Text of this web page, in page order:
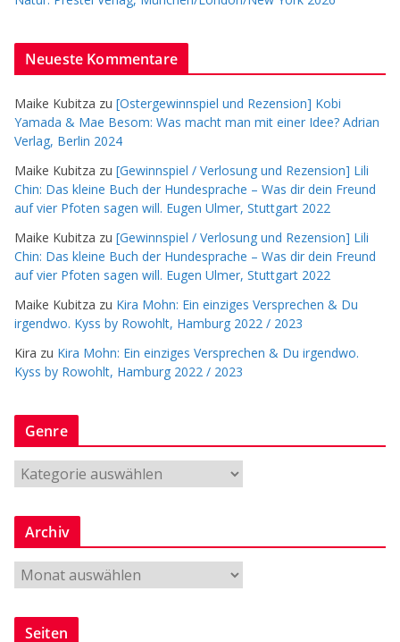
Neueste Kommentare
Maike Kubitza zu [Ostergewinnspiel und Rezension] Kobi
Yamada & Mae Besom: Was macht man mit einer Idee? Adrian
Verlag, Berlin 2024
Maike Kubitza zu [Gewinnspiel / Verlosung und Rezension] Lili
Chin: Das kleine Buch der Hundesprache – Was dir dein Freund
auf vier Pfoten sagen will. Eugen Ulmer, Stuttgart 2022
Maike Kubitza zu [Gewinnspiel / Verlosung und Rezension] Lili
Chin: Das kleine Buch der Hundesprache – Was dir dein Freund
auf vier Pfoten sagen will. Eugen Ulmer, Stuttgart 2022
Maike Kubitza zu Kira Mohn: Ein einziges Versprechen & Du
irgendwo. Kyss by Rowohlt, Hamburg 2022 / 2023
Kira zu Kira Mohn: Ein einziges Versprechen & Du irgendwo.
Kyss by Rowohlt, Hamburg 2022 / 2023
Genre
G
n
e
Archiv
c
Seiten